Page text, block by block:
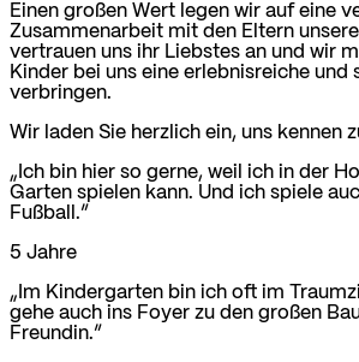
Einen großen Wert legen wir auf eine
Zusammenarbeit mit den Eltern
vertrauen uns ihr Liebstes an und wir
Kinder bei uns eine erlebnisreiche und
verbringen.
Wir laden Sie herzlich ein, uns kennen
„Ich bin hier so gerne, weil ich in der
Garten spielen kann. Und ich spiele
Fußball.”
5 Jahre
„Im Kindergarten bin ich oft im
gehe auch ins Foyer zu den großen
Freundin.”